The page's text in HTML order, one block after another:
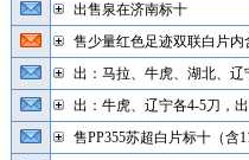
出售泉在济南标十
售少量红色足迹双联白片内
出：马拉、牛虎、湖北、
出：牛虎、辽宁各4-5刀，
售PP355苏超白片标十（含